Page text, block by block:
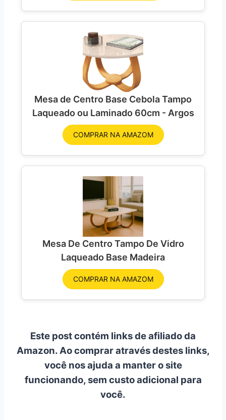
Mesa de Centro Base Cebola Tampo
Laqueado ou Laminado 60cm - Argos
COMPRAR NA AMAZOM
Mesa De Centro Tampo De Vidro
Laqueado Base Madeira
COMPRAR NA AMAZOM
Este post contém links de afiliado da
Amazon. Ao comprar através destes links,
você nos ajuda a manter o site
funcionando, sem custo adicional para
você.